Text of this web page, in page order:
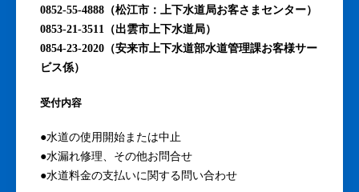
0852-55-4888（松江市：上下水道局お客さまセンター）
0853-21-3511（出雲市上下水道局）
0854-23-2020（安来市上下水道部水道管理課お客様サー
ビス係）
受付内容
●水道の使用開始または中止
●水漏れ修理、その他お問合せ
●水道料金の支払いに関する問い合わせ